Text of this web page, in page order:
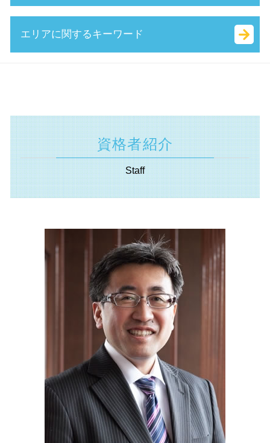
マル経融資 とは
創業 計画書 とは
認定支援機関 経営改善計画
中小企業経営力強化資金 とは
起業 資本金
会社 資本金 とは
無限責任 とは
株式会社 資本金 最低
スタートアップ とは
合同会社 税金
合同会社 資金調達
法人化 メリット
国 創業補助金
就業規則 助成金
地域雇用開発助成金 とは
起業支援 助成金
履歴事項全部証明書 とは
ものづくり補助金 対象
ものづくり補助金
助成金 種類
株式 譲渡 制限 会社
中小企業庁 事業承継
事業 譲渡 契約書 とは
自益権 とは
株式譲渡 手続き
吸収 分割
資本 参加
株式 交換 とは
企業 合併
自己 株式 とは
議決権 とは
相続税 配偶者控除
遺産分割協議書 とは
相続 種類
代償 分割 とは
相続法 改正
相続税 計算 土地
遺産分割協議 とは
相続税 調査
分割 相続
不動産 登記 住所 変更
相続税 国税庁
相続 放棄 とは
抵当権設定 登記
エリアに関するキーワード
起業支援 川崎市 相談
認定支援機関 静岡県 税理士
助成金申請 埼玉県 税理士
資金調達 相模原市 相談
遺言書 横浜市 相談
助成金申請 神奈川県 税理士
事業承継 埼玉県 税理士
助成金申請 東京都 税理士
資金調達 神奈川県 相談
不動産 静岡県 税理士
遺言書 横須賀市 税理士
事業承継 静岡県 税理士
経営革新等支援機関 静岡県 税理士
補助金申請 川崎市 税理士
資格者紹介
Staff